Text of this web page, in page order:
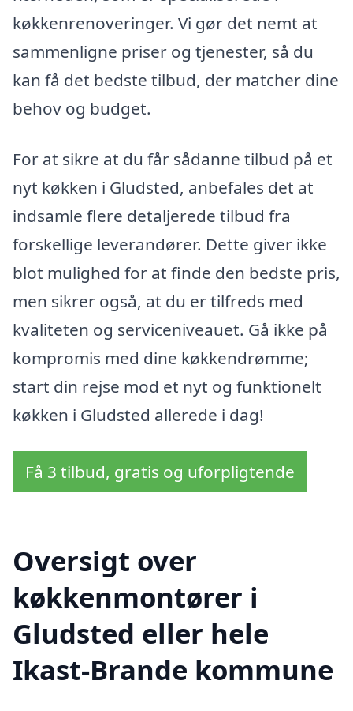
køkkenrenoveringer. Vi gør det nemt at
sammenligne priser og tjenester, så du
kan få det bedste tilbud, der matcher dine
behov og budget.
For at sikre at du får sådanne tilbud på et
nyt køkken i Gludsted, anbefales det at
indsamle flere detaljerede tilbud fra
forskellige leverandører. Dette giver ikke
blot mulighed for at finde den bedste pris,
men sikrer også, at du er tilfreds med
kvaliteten og serviceniveauet. Gå ikke på
kompromis med dine køkkendrømme;
start din rejse mod et nyt og funktionelt
køkken i Gludsted allerede i dag!
Få 3 tilbud, gratis og uforpligtende
Oversigt over
køkkenmontører i
Gludsted eller hele
Ikast-Brande kommune